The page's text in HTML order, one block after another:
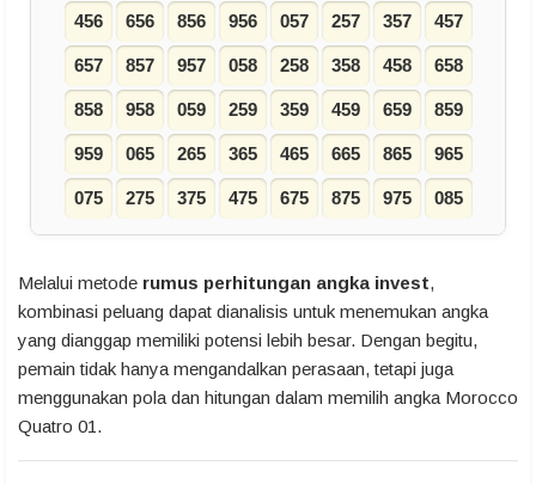
456 656 856 956 057 257 357 457
657 857 957 058 258 358 458 658
858 958 059 259 359 459 659 859
959 065 265 365 465 665 865 965
075 275 375 475 675 875 975 085
Melalui metode rumus perhitungan angka invest,
kombinasi peluang dapat dianalisis untuk menemukan angka
yang dianggap memiliki potensi lebih besar. Dengan begitu,
pemain tidak hanya mengandalkan perasaan, tetapi juga
menggunakan pola dan hitungan dalam memilih angka Morocco
Quatro 01.